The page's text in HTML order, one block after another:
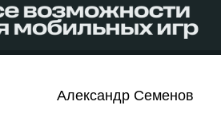
Александр Семенов